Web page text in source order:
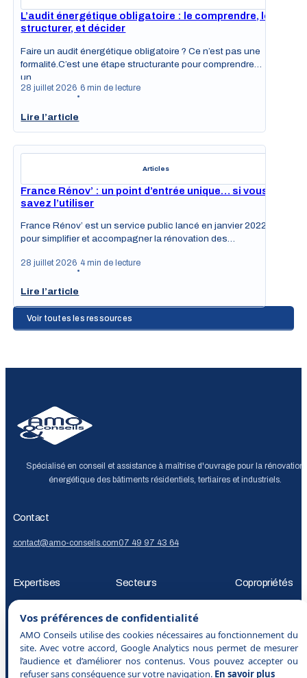
L’audit énergétique obligatoire : le comprendre, le
structurer, et décider
Faire un audit énergétique obligatoire ? Ce n’est pas une
formalité.C’est une étape structurante pour comprendre
un…
28 juillet 2026
•
6 min de lecture
Lire l’article
Articles
France Rénov’ : un point d’entrée unique… si vous
savez l’utiliser
France Rénov’ est un service public lancé en janvier 2022
pour simplifier et accompagner la rénovation des…
28 juillet 2026
•
4 min de lecture
Lire l’article
Voir toutes les ressources
Vos préférences de confidentialité
AMO Conseils utilise des cookies nécessaires au fonctionnement du
site. Avec votre accord, Google Analytics nous permet de mesurer
l’audience et d’améliorer nos contenus. Vous pouvez accepter ou
refuser sans conséquence sur votre navigation. En savoir plus
Spécialisé en conseil et assistance à maîtrise d'ouvrage pour la rénovation
énergétique des bâtiments résidentiels, tertiaires et industriels.
Contact
contact@amo-conseils.com07 49 97 43 64
Expertises
tertiaire Décret
BACSBilan
carboneFinancement
rénovation
Secteurs
sociauxCollectivitésFoncières
et investisseursImmobilier
commercialTertiaire et
industrie
Copropriétés
énergétique
copropriétéDTG
Qui sommes